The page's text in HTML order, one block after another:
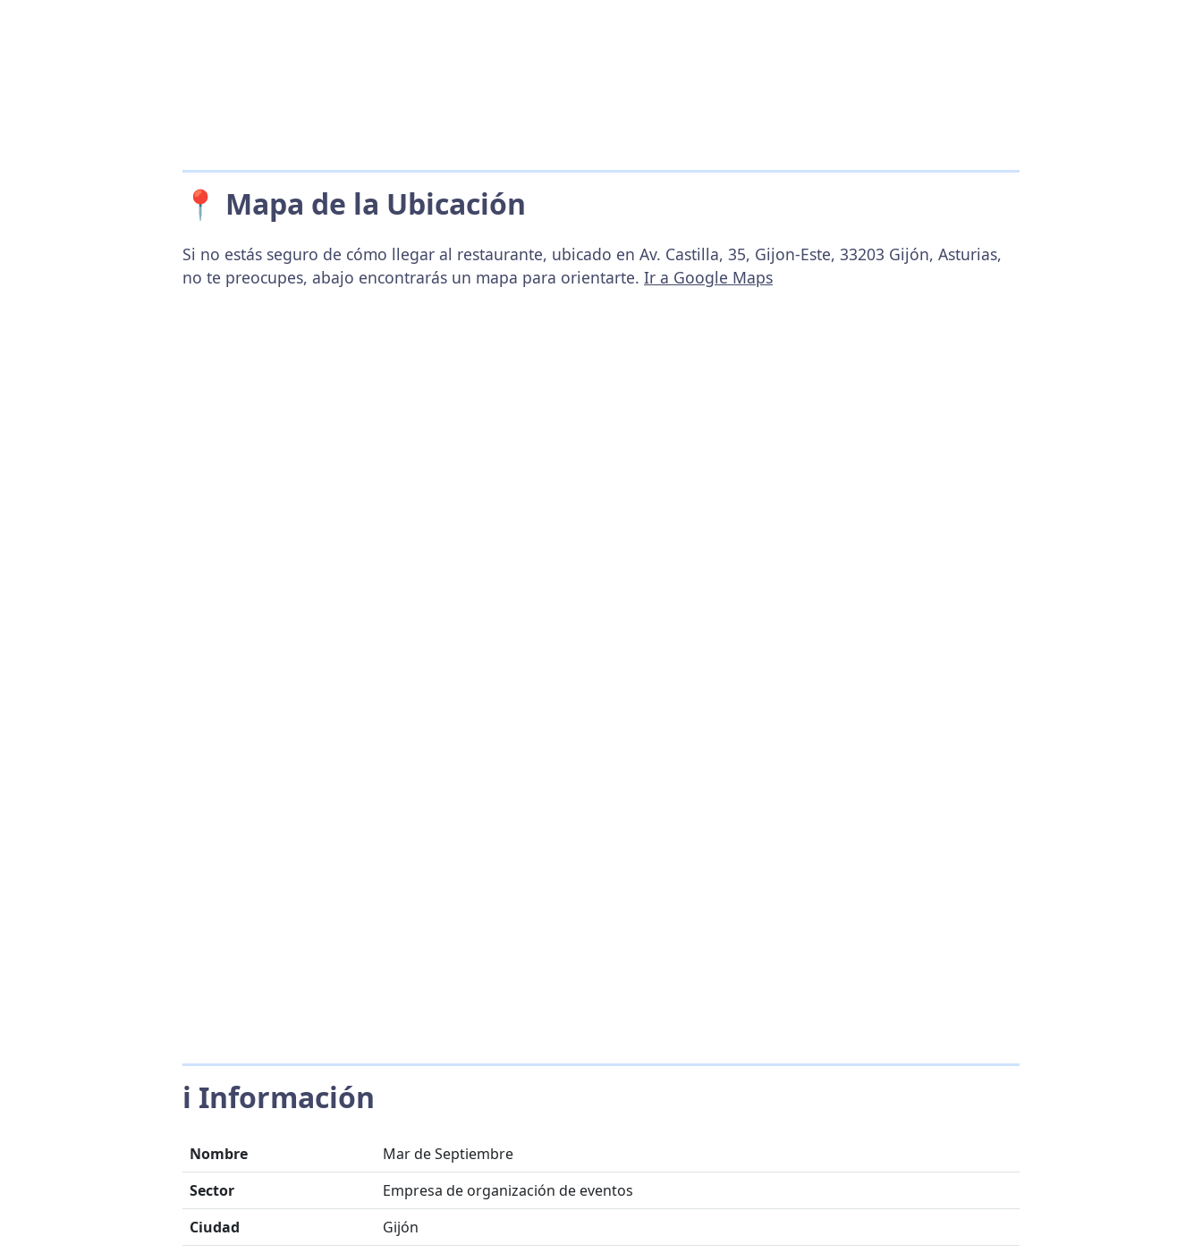
📍 Mapa de la Ubicación
Si no estás seguro de cómo llegar al restaurante, ubicado en Av. Castilla, 35, Gijon-Este, 33203 Gijón, Asturias,
no te preocupes, abajo encontrarás un mapa para orientarte. Ir a Google Maps
ℹ️ Información
Nombre
Mar de Septiembre
Sector
Empresa de organización de eventos
Ciudad
Gijón